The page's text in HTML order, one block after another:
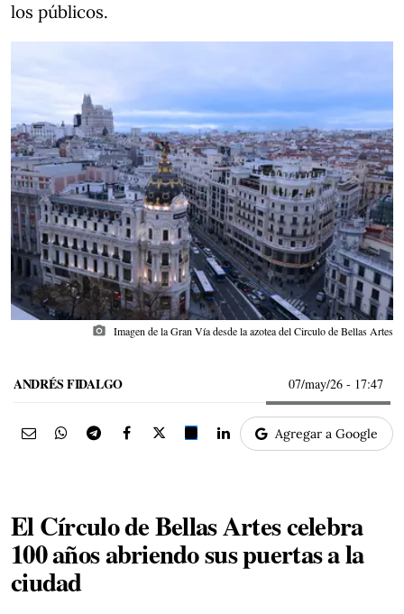
los públicos.
photo_camera Imagen de la Gran Vía desde la azotea del Circulo de Bellas Artes
ANDRÉS FIDALGO 07/may/26 - 17:47
Agregar a Google
El Círculo de Bellas Artes celebra
100 años abriendo sus puertas a la
ciudad